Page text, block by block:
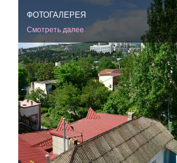
ФОТОГАЛЕРЕЯ
Смотреть далее